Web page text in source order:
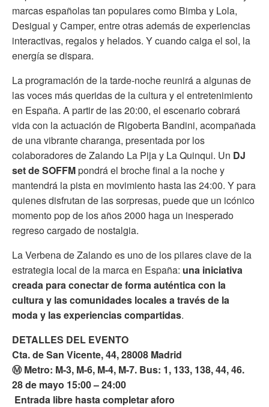
marcas españolas tan populares como Bimba y Lola,
Desigual y Camper, entre otras además de experiencias
interactivas, regalos y helados. Y cuando caiga el sol, la
energía se dispara.
La programación de la tarde-noche reunirá a algunas de
las voces más queridas de la cultura y el entretenimiento
en España. A partir de las 20:00, el escenario cobrará
vida con la actuación de Rigoberta Bandini, acompañada
de una vibrante charanga, presentada por los
colaboradores de Zalando La Pija y La Quinqui. Un DJ
set de SOFFMpondrá el broche final a la noche y
mantendrá la pista en movimiento hasta las 24:00. Y para
quienes disfrutan de las sorpresas, puede que un icónico
momento pop de los años 2000 haga un inesperado
regreso cargado de nostalgia.
La Verbena de Zalando es uno de los pilares clave de la
estrategia local de la marca en España: una iniciativa
creada para conectar de forma auténtica con la
cultura y las comunidades locales a través de la
moda y las experiencias compartidas.
DETALLES DEL EVENTO
Cta. de San Vicente, 44, 28008 Madrid
Ⓜ️ Metro: M-3, M-6, M-4, M-7. Bus: 1, 133, 138, 44, 46.
28 de mayo 15:00 – 24:00
️ Entrada libre hasta completar aforo